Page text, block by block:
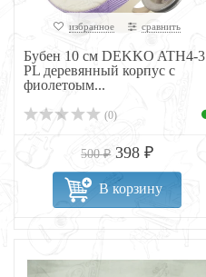
избранное сравнить
Бубен 10 см DEKKO ATH4-3
PL деревянный корпус с
фиолетоым...
(0)
500 ₽ 398 ₽
В корзину